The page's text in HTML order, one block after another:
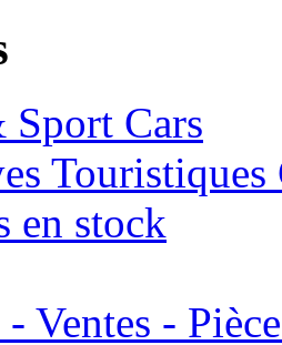
Sport Cars
en stock
Ventes -